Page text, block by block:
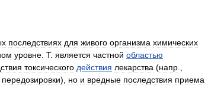
последствиях для живого организма химических
уровне Т. является частной областью
токсического действия лекарства (напр
передозировки), но и вредные последствия приема